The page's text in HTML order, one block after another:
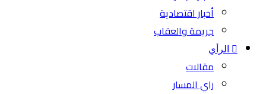
أخبار اقتصادية
جريمة والعقاب
الرأي
مقالات
راي المسار